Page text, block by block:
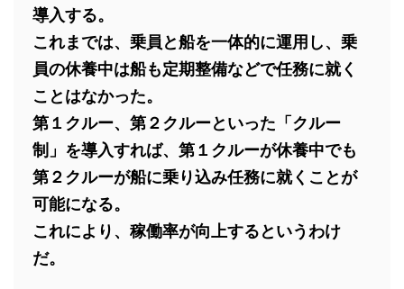
導入する。
これまでは、乗員と船を一体的に運用し、乗
員の休養中は船も定期整備などで任務に就く
ことはなかった。
第１クルー、第２クルーといった「クルー
制」を導入すれば、第１クルーが休養中でも
第２クルーが船に乗り込み任務に就くことが
可能になる。
これにより、稼働率が向上するというわけ
だ。